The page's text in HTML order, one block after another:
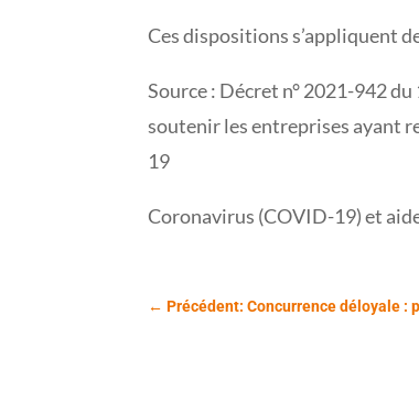
Ces dispositions s’appliquent
Source : Décret n° 2021-942
soutenir les entreprises ayant
19
Coronavirus (COVID-19) et
←Précédent: Concurrence déloyale :